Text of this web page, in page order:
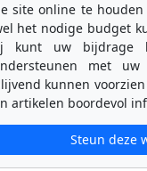
site online te
het nodige budget
kunt uw bijdrage
met
kunnen
artikelen boordevol
Steun deze